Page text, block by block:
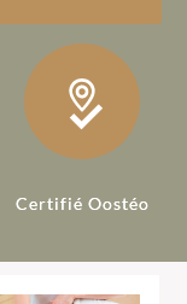
Certifié Oostéo